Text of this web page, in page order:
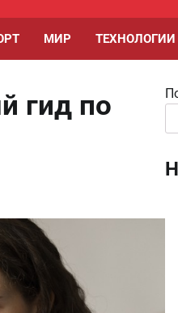
МИР ТЕХНОЛОГИИ
гид по